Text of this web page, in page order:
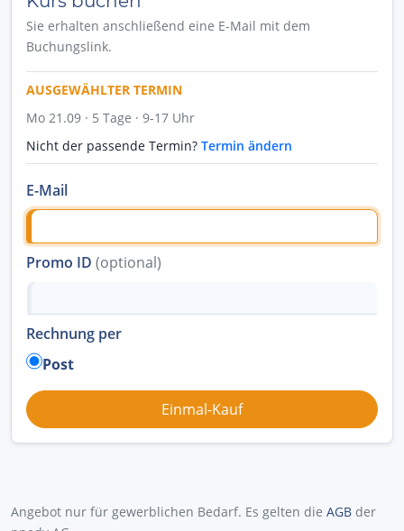
Sie erhalten anschließend eine E-Mail mit dem
Buchungslink.
AUSGEWÄHLTER TERMIN
Mo 21.09 · 5 Tage · 9-17 Uhr
Nicht der passende Termin? Termin ändern
E-Mail
Promo ID (optional)
Rechnung per
Post
Angebot nur für gewerblichen Bedarf. Es gelten die AGB der